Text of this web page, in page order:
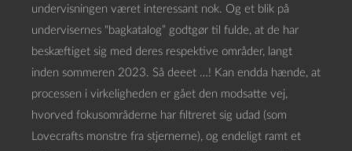
undervisningen været interessant nok. Og et blik på
undervisernes “bagkatalog” godtgør til fulde, at de har
beskæftiget sig med deres respektive områder, langt
inden sommeren 2023. Så deeet …! Kan endda hænde, at
processen i virkeligheden er gået den modsatte vej,
hvorved fokusområderne har filtreret sig udad (som
Lovecrafts monstre fra stjernerne), og endeligt ramt et